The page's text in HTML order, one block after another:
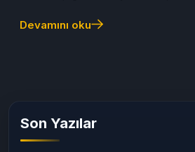
Devamını oku
Son Yazılar